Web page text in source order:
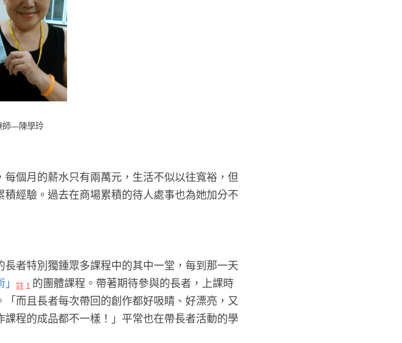
師—陳學玲
個月的薪水只有兩萬元，生活不似以往寬裕，但
經驗。過去在商場累積的待人處事也為她加分不
者特別獨鍾眾多課程中的其中一堂，每到那一天
註１ 的團體課程。帶著期待參與的長者，上課時
而且長者每次帶回的創作都好吸睛、好漂亮，又
程的成品都不一樣！」平常也在帶長者活動的學